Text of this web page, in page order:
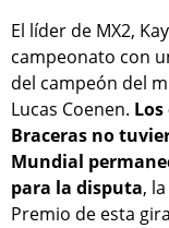
El líder de MX2,
campeonato con
del campeón del
Lucas Coenen.
Braceras no
Mundial
para la disputa,
Premio de esta